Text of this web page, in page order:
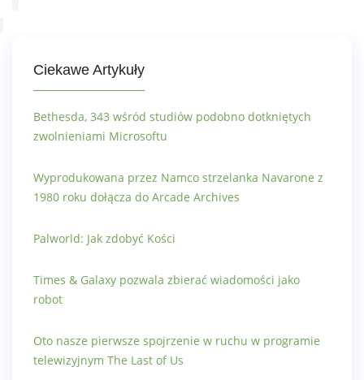
Ciekawe Artykuły
Bethesda, 343 wśród studiów podobno dotkniętych
zwolnieniami Microsoftu
Wyprodukowana przez Namco strzelanka Navarone z
1980 roku dołącza do Arcade Archives
Palworld: Jak zdobyć Kości
Times & Galaxy pozwala zbierać wiadomości jako
robot
Oto nasze pierwsze spojrzenie w ruchu w programie
telewizyjnym The Last of Us